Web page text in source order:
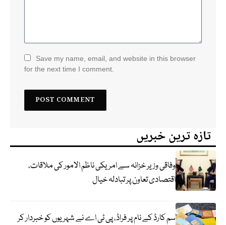
Save my name, email, and website in this browser
for the next time I comment.
تازہ ترین خبریں
وفاقی وزیر خزانہ سے امریکی ناظم الامور کی ملاقات،
اقتصادی تعاون پر تبادلہ خیال
سم کارڈ کے نام پر فراڈ، پی ٹی اے نے شہریوں کو خبردار کر